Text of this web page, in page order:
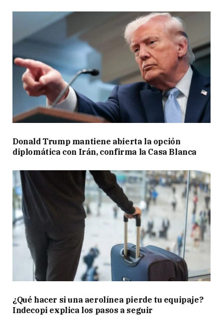
n
(
@
D
l
a
O
w
n
e
1
)
S
e
p
e
m
b
r
2
Donald Trump mantiene abierta la opción
diplomática con Irán, confirma la Casa Blanca
¿Qué hacer si una aerolínea pierde tu equipaje?
Indecopi explica los pasos a seguir